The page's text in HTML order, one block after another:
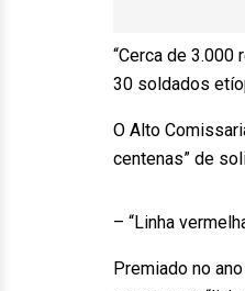
“Cerca de 3.000
30 soldados
O Alto
centenas” de
– “Linha
Premiado no